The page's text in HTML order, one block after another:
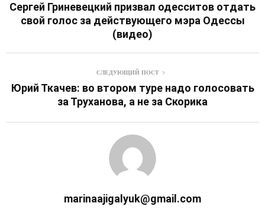
Сергей Гриневецкий призвал одесситов отдать
свой голос за действующего мэра Одессы
(видео)
СЛЕДУЮЩИЙ ПОСТ
Юрий Ткачев: во втором туре надо голосовать
за Труханова, а не за Скорика
marinaajigalyuk@gmail.com